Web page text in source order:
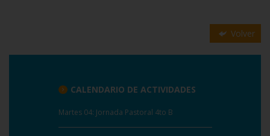
Volver
CALENDARIO DE ACTIVIDADES
Martes 04: Jornada Pastoral 4to B